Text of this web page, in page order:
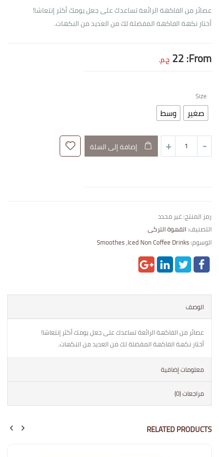
عصائر من الفاكهة الرائعة تساعدك على جعل يومك أكثر إنتعاشا!
أختار نكهة الفاكهة المفضلة لك من العديد من النكهات.
From:
22 ج.م.
Size
صغير وسط
إضافة إلى السلة
رمز المنتج:غير محدد
التصنيف:القهوة التركى
الوسوم:Iced Non Coffee Drinks
,
Smoothes
الوصف
عصائر من الفاكهة الرائعة تساعدك على جعل يومك أكثر إنتعاشا!
أختار نكهة الفاكهة المفضلة لك من العديد من النكهات.
معلومات إضافية
مراجعات (0)
RELATED PRODUCTS